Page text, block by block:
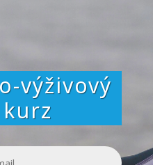
výživový